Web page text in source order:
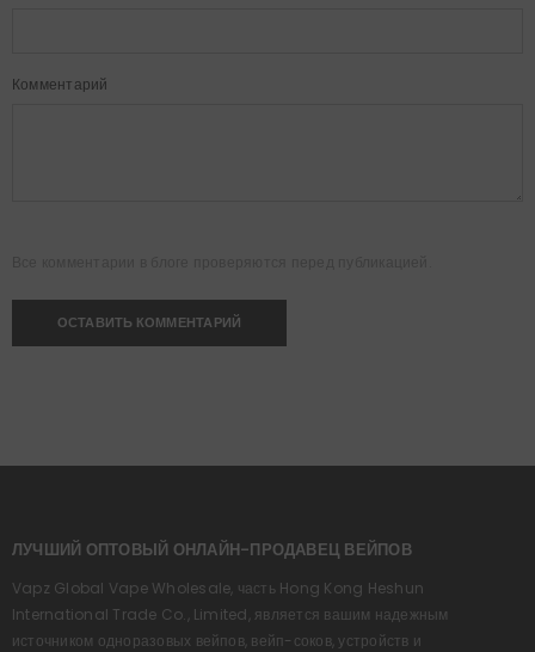
Комментарий
ЛУЧШИЙ ОПТОВЫЙ ОНЛАЙН-ПРОДАВЕЦ ВЕЙПОВ
Vapz Global Vape Wholesale, часть Hong Kong Heshun
International Trade Co., Limited, является вашим надежным
источником одноразовых вейпов, вейп-соков, устройств и